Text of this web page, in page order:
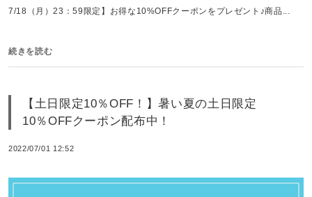
7/18（月）23：59限定】お得な10%OFFクーポンをプレゼント♪商品...
続きを読む
【土日限定10％OFF！】暑い夏の土日限定
10％OFFクーポン配布中！
2022/07/01 12:52